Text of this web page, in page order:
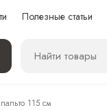
Полезные статьи
115 см